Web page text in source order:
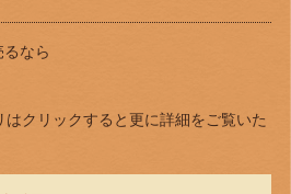
なら
クリックすると更に詳細をご覧いた